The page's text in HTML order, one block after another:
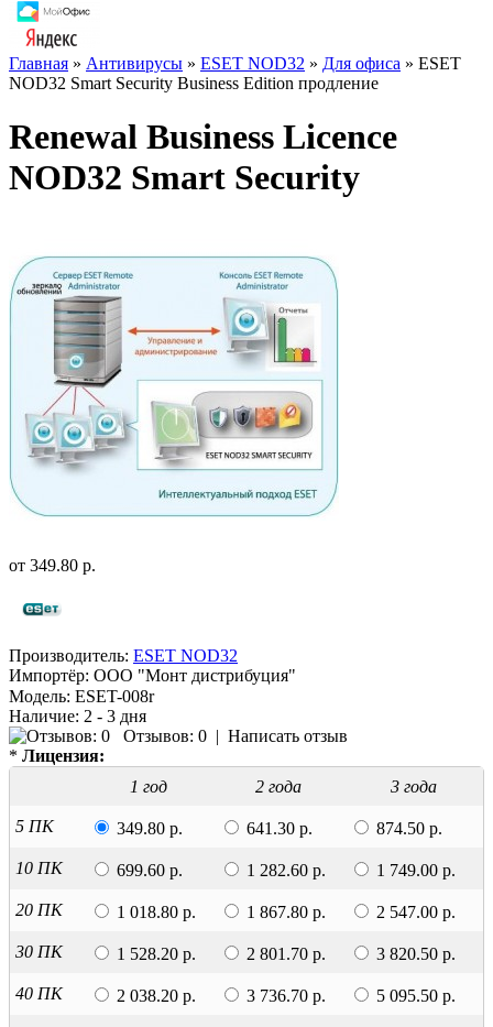
Главная » Антивирусы » ESET NOD32 » Для офиса » ESET
NOD32 Smart Security Business Edition продление
Renewal Business Licence
NOD32 Smart Security
от 349.80 р.
Производитель: ESET NOD32
Импортёр: ООО "Монт дистрибуция"
Модель: ESET-008r
Наличие: 2 - 3 дня
Отзывов: 0 | Написать отзыв
* Лицензия:
1 год
2 года 3 года
5 ПК 349.80 р. 641.30 р. 874.50 р.
10 ПК 699.60 р. 1 282.60 р. 1 749.00 р.
20 ПК 1 018.80 р. 1 867.80 р. 2 547.00 р.
30 ПК 1 528.20 р. 2 801.70 р. 3 820.50 р.
40 ПК 2 038.20 р. 3 736.70 р. 5 095.50 р.